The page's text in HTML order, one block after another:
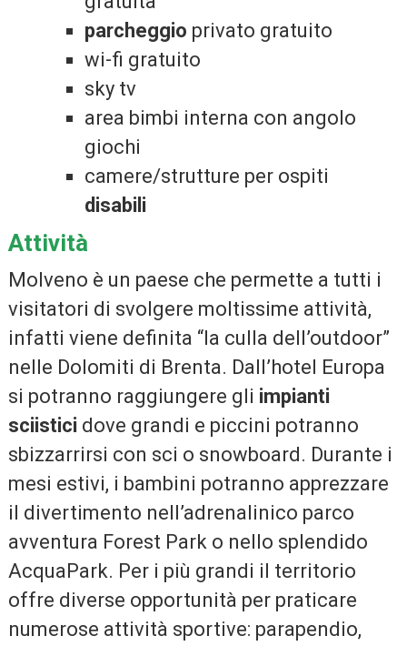
parcheggio privato gratuito
wi-fi gratuito
sky tv
area bimbi interna con angolo
giochi
camere/strutture per ospiti
disabili
Attività
Molveno è un paese che permette a tutti i
visitatori di svolgere moltissime attività,
infatti viene definita “la culla dell’outdoor”
nelle Dolomiti di Brenta. Dall’hotel Europa
si potranno raggiungere gli impianti
sciistici dove grandi e piccini potranno
sbizzarrirsi con sci o snowboard. Durante i
mesi estivi, i bambini potranno apprezzare
il divertimento nell’adrenalinico parco
avventura Forest Park o nello splendido
AcquaPark. Per i più grandi il territorio
offre diverse opportunità per praticare
numerose attività sportive: parapendio,